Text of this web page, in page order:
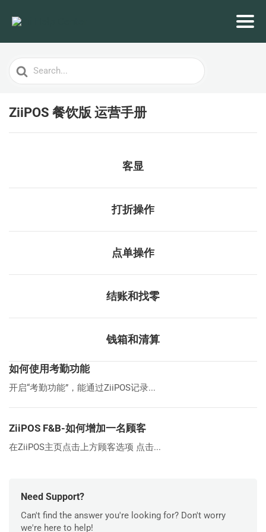
Search
For
ZiiPOS 餐饮版 运营手册
客显
打折操作
点单操作
结账和找零
钱箱和清算
如何使用考勤功能
开启“考勤功能”，能通过ZiiPOS记录...
ZiiPOS F&B-如何增加一名顾客
在ZiiPOS主页点击上方顾客选项 点击...
Need Support?
Can't find the answer you're looking for? Don't worry
we're here to help!